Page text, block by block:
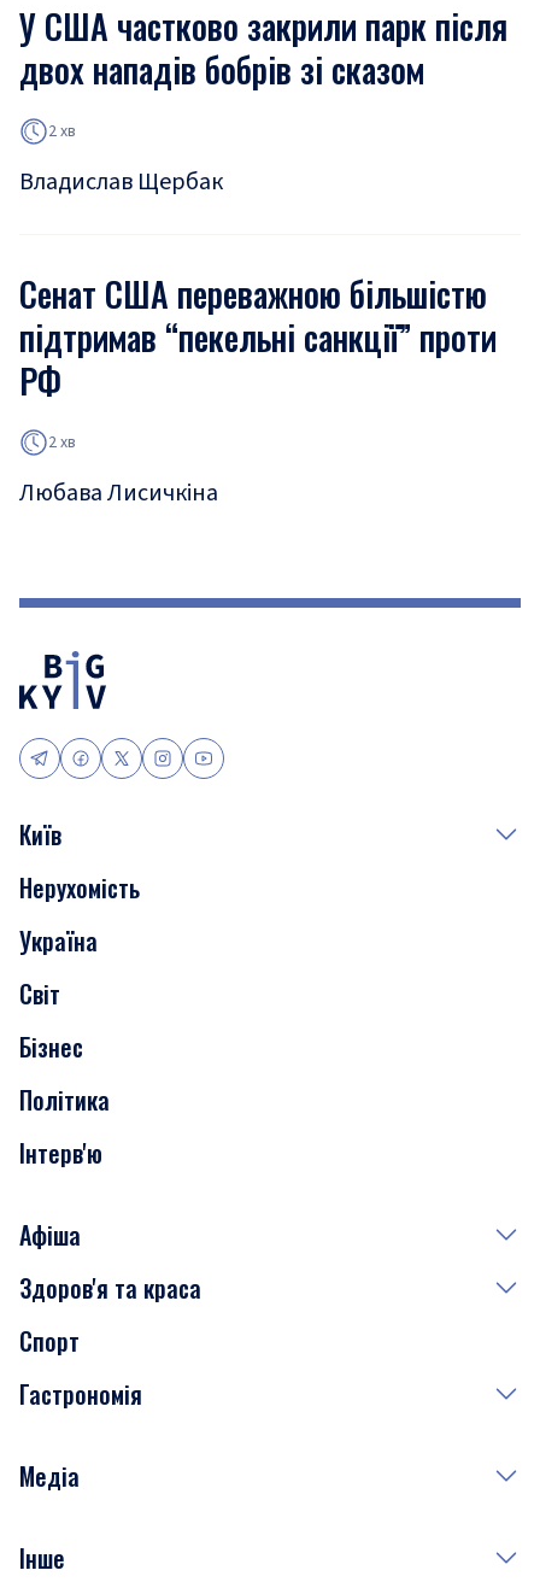
У США частково закрили парк після
двох нападів бобрів зі сказом
2 хв
Владислав Щербак
Сенат США переважною більшістю
підтримав “пекельні санкції” проти
РФ
2 хв
Любава Лисичкіна
Київ
Події
Скандали
Нерухомість
Транспорт
Нерухомість
Україна
Світ
Бізнес
Політика
Інтерв'ю
Афіша
Сьогодні
Завтра
Субота
Здоров'я та краса
Медицина
Краса
Спорт
Гастрономія
Рецепти
Медіа
Фото
Інше